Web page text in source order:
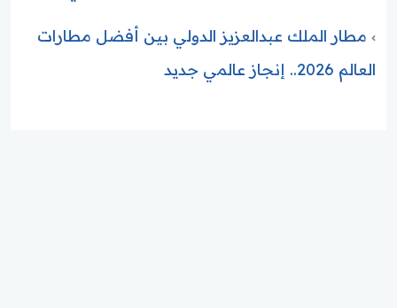
مطار الملك عبدالعزيز الدولي بين أفضل مطارات
العالم 2026.. إنجاز عالمي جديد